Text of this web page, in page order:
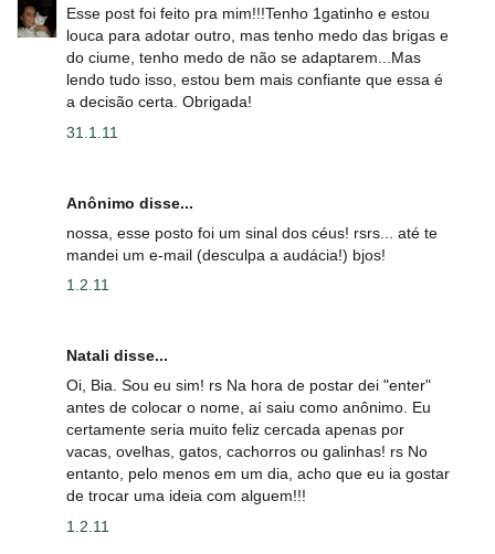
Esse post foi feito pra mim!!!Tenho 1gatinho e estou
louca para adotar outro, mas tenho medo das brigas e
do ciume, tenho medo de não se adaptarem...Mas
lendo tudo isso, estou bem mais confiante que essa é
a decisão certa. Obrigada!
31.1.11
Anônimo disse...
nossa, esse posto foi um sinal dos céus! rsrs... até te
mandei um e-mail (desculpa a audácia!) bjos!
1.2.11
Natali disse...
Oi, Bia. Sou eu sim! rs Na hora de postar dei "enter"
antes de colocar o nome, aí saiu como anônimo. Eu
certamente seria muito feliz cercada apenas por
vacas, ovelhas, gatos, cachorros ou galinhas! rs No
entanto, pelo menos em um dia, acho que eu ia gostar
de trocar uma ideia com alguem!!!
1.2.11